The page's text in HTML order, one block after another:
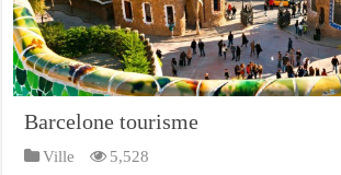
Barcelone tourisme
Ville 5,528